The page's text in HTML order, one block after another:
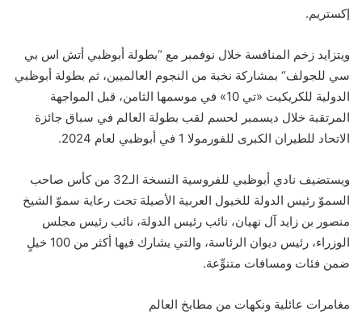
إكستريم.
ويتزايد زخم المنافسة خلال نوفمبر مع “بطولة أبوظبي أتش اس بي
سي للجولف“ بمشاركة نخبة من النجوم العالميين، ثم بطولة أبوظبي
الدولية للكريكيت «تي 10» في موسمها الثامن، قبل المواجهة
المرتقبة خلال ديسمبر لحسم لقب بطولة العالم في سباق جائزة
الاتحاد للطيران الكبرى للفورمولا 1
في أبوظبي لعام 2024 .
ويستضيف نادي أبوظبي للفروسية
النسخة الـ32 من كأس صاحب
السموّ رئيس الدولة للخيول العربية الأصيلة تحت رعاية سموّ الشيخ
منصور بن زايد آل نهيان، نائب رئيس الدولة، نائب رئيس مجلس
الوزراء، رئيس ديوان الرئاسة، و
التي يشارك فيها أكثر من 100 خيلٍ
ضمن فئات ومسافات متنوِّعة.
مغامرات عائلية ونكهات من مطابخ العالم